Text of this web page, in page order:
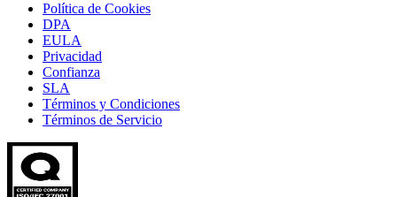
Política de Cookies
DPA
EULA
Privacidad
Confianza
SLA
Términos y Condiciones
Términos de Servicio